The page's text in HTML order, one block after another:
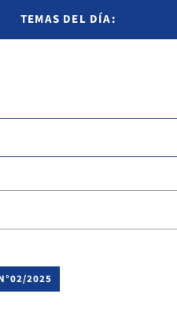
TEMAS DEL DÍA:
2025